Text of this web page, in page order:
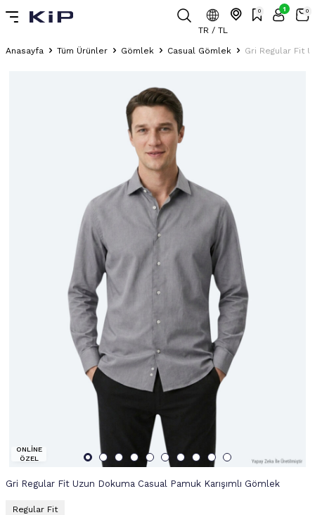
TR / TL
0 1 0
Anasayfa Tüm Ürünler Gömlek Casual Gömlek Gri Regular Fit
ONLİNE
ÖZEL
Gri Regular Fit Uzun Dokuma Casual Pamuk Karışımlı Gömlek
Regular Fit